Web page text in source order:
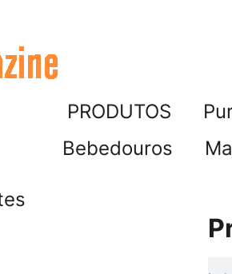
PRODUTOS
Bebedouros